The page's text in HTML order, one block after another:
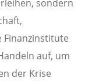
sondern
Finanzinstitute
auf, um
der Krise